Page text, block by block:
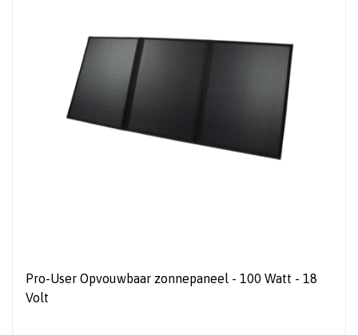
Pro-User Opvouwbaar zonnepaneel - 100 Watt - 18
Volt